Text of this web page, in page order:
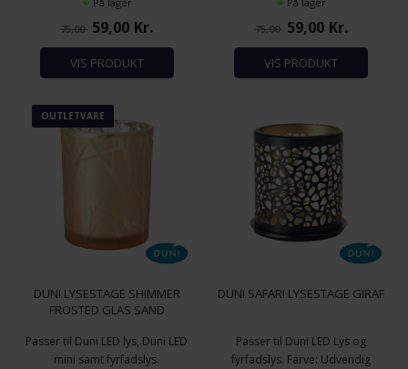
75,00 59,00 Kr.
VIS PRODUKT
75,00 59,00 Kr.
VIS PRODUKT
OUTLETVARE
DUNI LYSESTAGE SHIMMER
FROSTED GLAS SAND
Passer til Duni LED lys, Duni LED
mini samt fyrfadslys.
DUNI SAFARI LYSESTAGE GIRAF
Passer til Duni LED Lys og
fyrfadslys. Farve: Udvendig